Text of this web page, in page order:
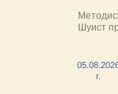
Шуист
г.